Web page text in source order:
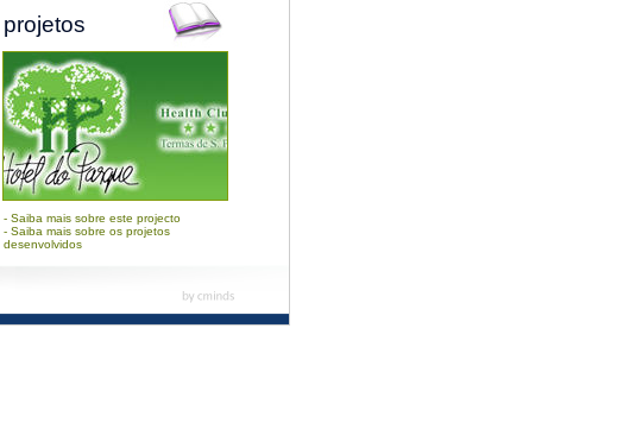
projetos
- Saiba mais sobre este projecto
- Saiba mais sobre os projetos
desenvolvidos